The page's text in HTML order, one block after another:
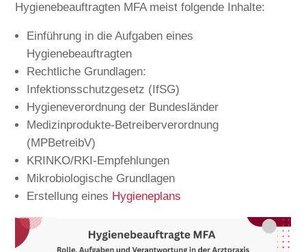
Hygienebeauftragten MFA meist folgende Inhalte:
Einführung in die Aufgaben eines
Hygienebeauftragten
Rechtliche Grundlagen:
Infektionsschutzgesetz (IfSG)
Hygieneverordnung der Bundesländer
Medizinprodukte-Betreiberverordnung
(MPBetreibV)
KRINKO/RKI-Empfehlungen
Mikrobiologische Grundlagen
Erstellung eines Hygieneplans